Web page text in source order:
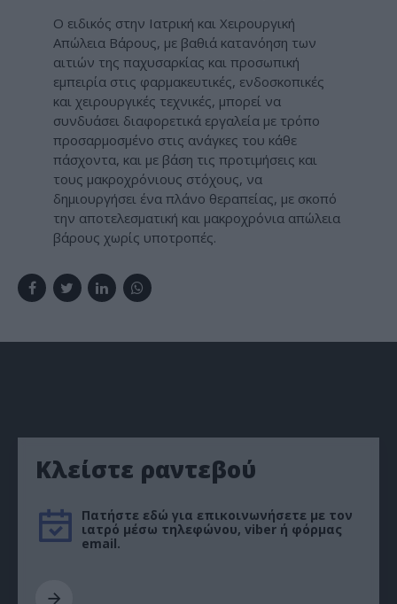
Ο ειδικός στην Ιατρική και Χειρουργική
Απώλεια Βάρους, με βαθιά κατανόηση των
αιτιών της παχυσαρκίας και προσωπική
εμπειρία στις φαρμακευτικές, ενδοσκοπικές
και χειρουργικές τεχνικές, μπορεί να
συνδυάσει διαφορετικά εργαλεία με τρόπο
προσαρμοσμένο στις ανάγκες του κάθε
πάσχοντα, και με βάση τις προτιμήσεις και
τους μακροχρόνιους στόχους, να
δημιουργήσει ένα πλάνο θεραπείας, με σκοπό
την αποτελεσματική και μακροχρόνια απώλεια
βάρους χωρίς υποτροπές.
Κλείστε ραντεβού
Πατήστε εδώ για επικοινωνήσετε με τον
ιατρό μέσω τηλεφώνου, viber ή φόρμας
email.